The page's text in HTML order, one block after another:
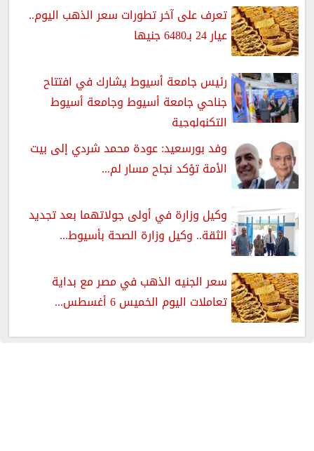
تعرف على آخر تطورات سعر الذهب اليوم..
عيار 24 بـ6480 جنيها
رئيس جامعة أسيوط يشارك في افتتاح
جناحي جامعة أسيوط وجامعة أسيوط
التكنولوجية
وفد بورسعيد: عودة محمد شردي إلى بيت
الأمة تؤكد نجاح مسار لم...
وكيل وزارة في أولى جولاتهما بعد تجديد
الثقة.. وكيل وزارة الصحة بأسيوط...
سعر الجنيه الذهب في مصر مع بداية
تعاملات اليوم الخميس 6 أغسطس...